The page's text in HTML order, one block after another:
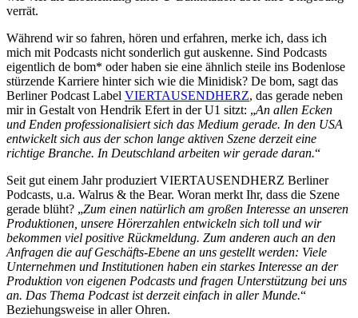
verrät.
Während wir so fahren, hören und erfahren, merke ich, dass ich
mich mit Podcasts nicht sonderlich gut auskenne. Sind Podcasts
eigentlich de bom* oder haben sie eine ähnlich steile ins Bodenlose
stürzende Karriere hinter sich wie die Minidisk? De bom, sagt das
Berliner Podcast Label VIERTAUSENDHERZ, das gerade neben
mir in Gestalt von Hendrik Efert in der U1 sitzt: „An allen Ecken
und Enden professionalisiert sich das Medium gerade. In den USA
entwickelt sich aus der schon lange aktiven Szene derzeit eine
richtige Branche. In Deutschland arbeiten wir gerade daran.“
Seit gut einem Jahr produziert VIERTAUSENDHERZ Berliner
Podcasts, u.a. Walrus & the Bear. Woran merkt Ihr, dass die Szene
gerade blüht? „Zum einen natürlich am großen Interesse an unseren
Produktionen, unsere Hörerzahlen entwickeln sich toll und wir
bekommen viel positive Rückmeldung. Zum anderen auch an den
Anfragen die auf Geschäfts-Ebene an uns gestellt werden: Viele
Unternehmen und Institutionen haben ein starkes Interesse an der
Produktion von eigenen Podcasts und fragen Unterstützung bei uns
an. Das Thema Podcast ist derzeit einfach in aller Munde.“
Beziehungsweise in aller Ohren.